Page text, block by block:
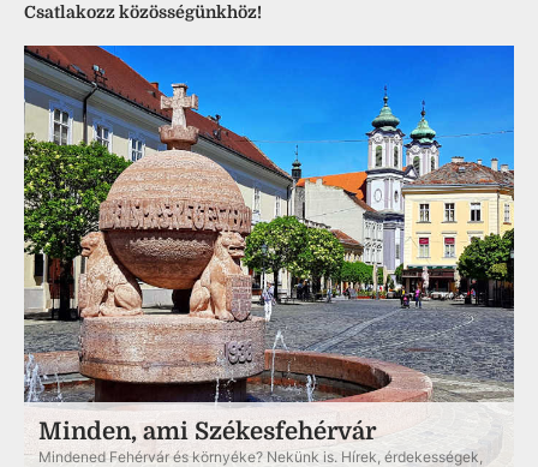
Csatlakozz közösségünkhöz!
Minden, ami Székesfehérvár
Mindened Fehérvár és környéke? Nekünk is. Hírek, érdekességek,